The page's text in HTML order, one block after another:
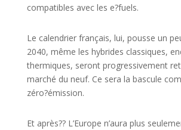
compatibles avec les e?fuels.
Le calendrier français, lui, pousse un
2040, même les hybrides classiques,
thermiques, seront progressivement
marché du neuf. Ce sera la bascule
zéro?émission.
Et après?? L’Europe n’aura plus